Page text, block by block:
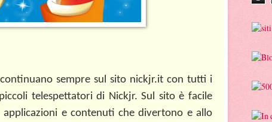
continuano sempre sul sito nickjr.it con tutti i
telespettatori di Nickjr. Sul sito è facile
e contenuti che divertono e allo